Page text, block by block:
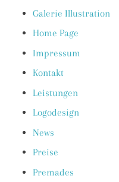
Galerie Illustration
Home Page
Impressum
Kontakt
Leistungen
Logodesign
News
Preise
Premades